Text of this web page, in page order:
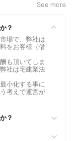
See more
？
場で、弊社は
をお客様（借
も頂いてしま
社は宅建業法
小化する事に
考えで運営が
？